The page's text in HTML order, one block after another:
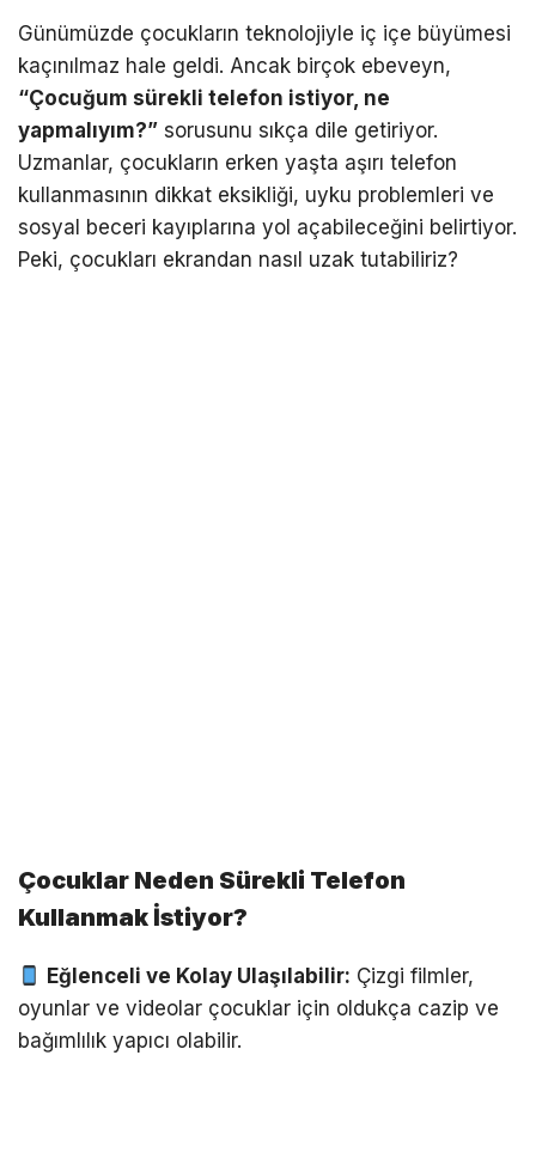
Günümüzde çocukların teknolojiyle iç içe büyümesi
kaçınılmaz hale geldi. Ancak birçok ebeveyn,
“Çocuğum sürekli telefon istiyor, ne
yapmalıyım?” sorusunu sıkça dile getiriyor.
Uzmanlar, çocukların erken yaşta aşırı telefon
kullanmasının dikkat eksikliği, uyku problemleri ve
sosyal beceri kayıplarına yol açabileceğini belirtiyor.
Peki, çocukları ekrandan nasıl uzak tutabiliriz?
Çocuklar Neden Sürekli Telefon
Kullanmak İstiyor?
Eğlenceli ve Kolay Ulaşılabilir: Çizgi filmler,
oyunlar ve videolar çocuklar için oldukça cazip ve
bağımlılık yapıcı olabilir.